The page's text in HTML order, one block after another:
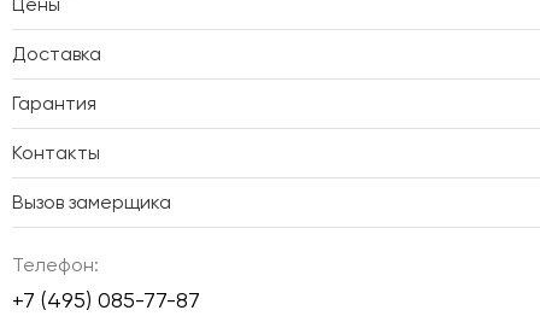
Доставка
Гарантия
Контакты
Вызов замерщика
Телефон:
+7 (495) 085-77-87